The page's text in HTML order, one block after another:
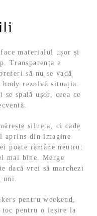
materialul ușor și
Transparența e
să nu se vadă
rezolvă situația.
se spală ușor, ceea ce
silueta, ci cade
aprins din imagine
poate rămâne neutru:
mai bine. Merge
dacă vrei să marchezi
uni.
pentru weekend,
toc pentru o ieșire la